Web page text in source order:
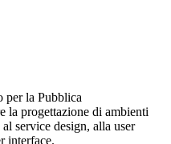
per la Pubblica
la progettazione di ambienti
service design, alla user
interface.